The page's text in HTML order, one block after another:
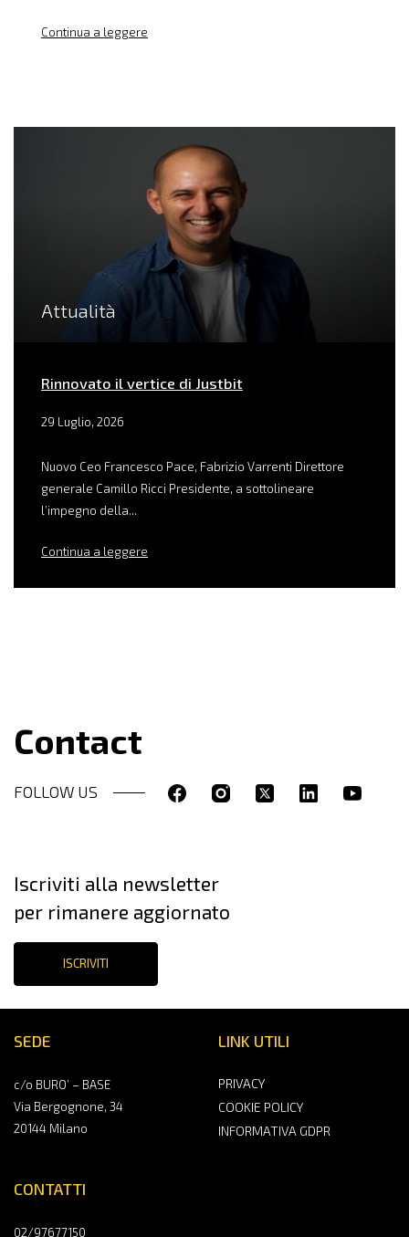
Continua a leggere
Attualità
Rinnovato il vertice di Justbit
29 Luglio, 2026
Nuovo Ceo Francesco Pace, Fabrizio Varrenti Direttore
generale Camillo Ricci Presidente, a sottolineare
l’impegno della...
Continua a leggere
Contact
FOLLOW US
SEDE
c/o BURO’ – BASE
Via Bergognone, 34
20144 Milano
CONTATTI
02/97677150
LINK UTILI
PRIVACY
COOKIE POLICY
INFORMATIVA GDPR
Iscriviti alla newsletter
per rimanere aggiornato
ISCRIVITI